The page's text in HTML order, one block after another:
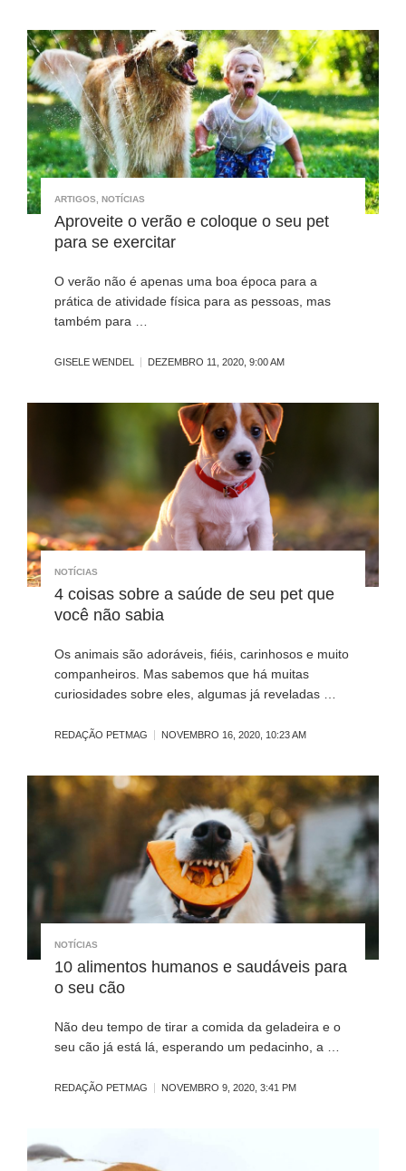
ARTIGOS NOTÍCIAS
Aproveite o verão e coloque o seu pet
para se exercitar
O verão não é apenas uma boa época para a
prática de atividade física para as pessoas, mas
também para …
GISELE WENDEL DEZEMBRO 11, 2020, 9:00 AM
NOTÍCIAS
4 coisas sobre a saúde de seu pet que
você não sabia
Os animais são adoráveis, fiéis, carinhosos e muito
companheiros. Mas sabemos que há muitas
curiosidades sobre eles, algumas já reveladas …
REDAÇÃO PETMAG NOVEMBRO 16, 2020, 10:23 AM
NOTÍCIAS
10 alimentos humanos e saudáveis para
o seu cão
Não deu tempo de tirar a comida da geladeira e o
seu cão já está lá, esperando um pedacinho, a …
REDAÇÃO PETMAG NOVEMBRO 9, 2020, 3:41 PM